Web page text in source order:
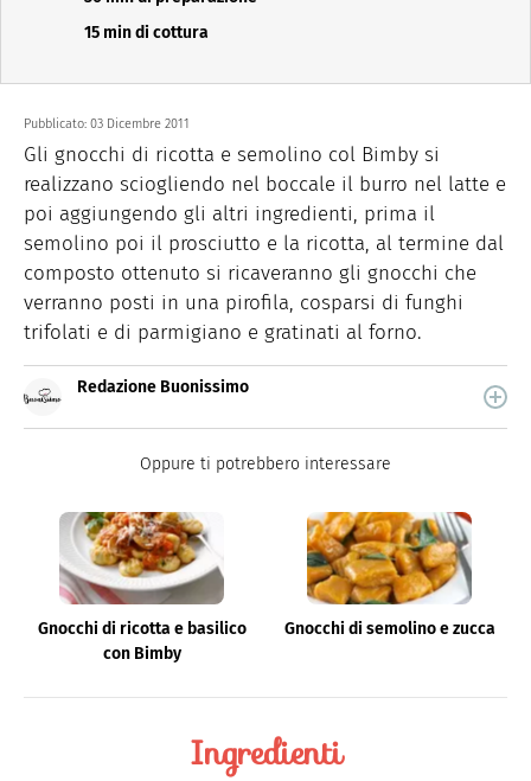
15 min di cottura
Pubblicato: 03 Dicembre 2011
Gli gnocchi di ricotta e semolino col Bimby si
realizzano sciogliendo nel boccale il burro nel latte e
poi aggiungendo gli altri ingredienti, prima il
semolino poi il prosciutto e la ricotta, al termine dal
composto ottenuto si ricaveranno gli gnocchi che
verranno posti in una pirofila, cosparsi di funghi
trifolati e di parmigiano e gratinati al forno.
Redazione Buonissimo
quale trovi idee veloci, facili e spiegate passo passo.
Oppure ti potrebbero interessare
Gnocchi di ricotta e basilico
con Bimby
Gnocchi di semolino e zucca
Ingredienti